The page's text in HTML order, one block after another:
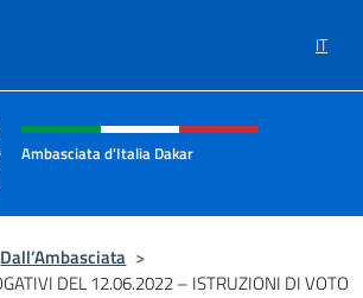
IT
sito, social e menù
Ambasciata d'Italia Dakar
Dall’Ambasciata >
DEL 12.06.2022 – ISTRUZIONI DI VOTO